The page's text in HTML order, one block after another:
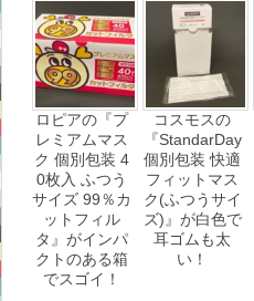
ロピアの『プ
レミアムマス
ク 個別包装 4
0枚入 ふつう
サイズ 99％カ
ットフィル
タ』がインパ
クトのある箱
でスゴイ！
コスモスの
『StandarDay
個別包装 快適
フィットマス
ク(ふつうサイ
ズ)』が白色で
耳ゴムも太
い！